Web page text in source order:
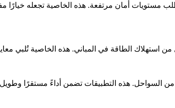
المخصصة للمباني التي تتطلب مستويات أمان مرتفعة. هذه الخاصية